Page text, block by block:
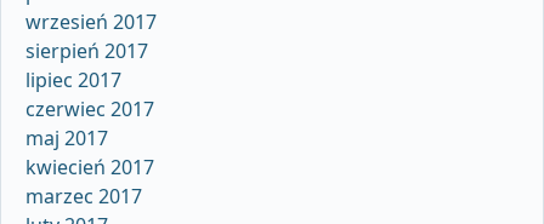
wrzesień 2017
sierpień 2017
lipiec 2017
czerwiec 2017
maj 2017
kwiecień 2017
marzec 2017